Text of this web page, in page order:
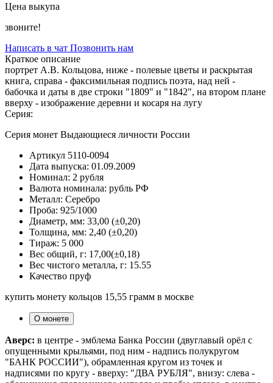
Цена выкупа
звоните!
Написать в чат Позвонить нам
Краткое описание
портрет А.В. Кольцова, ниже - полевые цветы и раскрытая
книга, справа - факсимильная подпись поэта, над ней -
бабочка и даты в две строки "1809" и "1842", на втором плане
вверху - изображение деревни и косаря на лугу
Серия:
Серия монет Выдающиеся личности России
Артикул 5110-0094
Дата выпуска: 01.09.2009
Номинал: 2 рубля
Валюта номинала: рубль РФ
Металл: Серебро
Проба: 925/1000
Диаметр, мм: 33,00 (±0,20)
Толщина, мм: 2,40 (±0,20)
Тираж: 5 000
Вес общий, г: 17,00(±0,18)
Вес чистого металла, г: 15.55
Качество пруф
купить монету кольцов 15,55 грамм в москве
О монете
Аверс: в центре - эмблема Банка России (двуглавый орёл с
опущенными крыльями, под ним - надпись полукругом
"БАНК РОССИИ"), обрамленная кругом из точек и
надписями по кругу - вверху: "ДВА РУБЛЯ", внизу: слева -